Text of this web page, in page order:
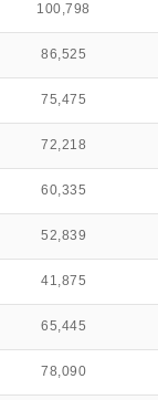
100,798
86,525
75,475
72,218
60,335
52,839
41,875
65,445
78,090